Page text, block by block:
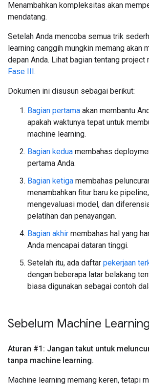
Menambahkan kompleksitas akan
mendatang.
Setelah Anda mencoba semua trik
learning canggih mungkin memang akan
depan Anda. Lihat bagian tentang project
Fase III.
Dokumen ini disusun sebagai berikut:
Bagian pertama akan membantu
apakah waktunya tepat untuk
machine learning.
Bagian kedua membahas
pertama Anda.
Bagian ketiga membahas
menambahkan fitur baru ke
mengevaluasi model, dan
pelatihan dan penayangan.
Bagian akhir membahas hal yang
Anda mencapai dataran tinggi.
Setelah itu, ada daftar pekerjaan
dengan beberapa latar belakang
biasa digunakan sebagai contoh
Sebelum Machine Learning
Aturan #1: Jangan takut untuk
tanpa machine learning.
Machine learning memang keren, tetapi